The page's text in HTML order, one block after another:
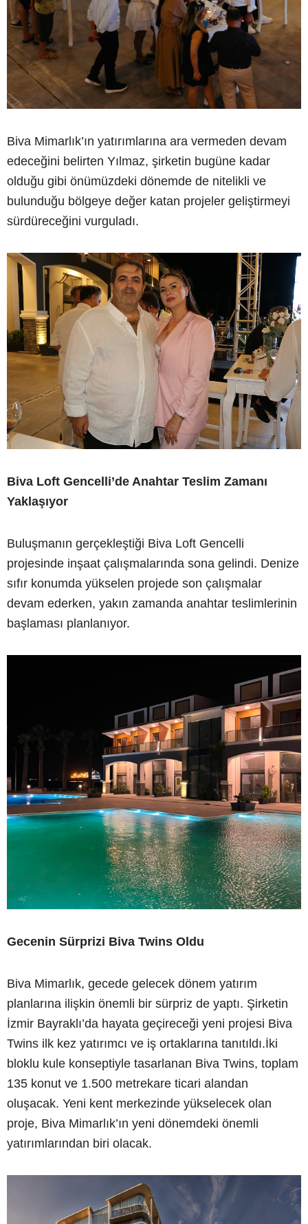
Biva Mimarlık’ın yatırımlarına ara vermeden devam
edeceğini belirten Yılmaz, şirketin bugüne kadar
olduğu gibi önümüzdeki dönemde de nitelikli ve
bulunduğu bölgeye değer katan projeler geliştirmeyi
sürdüreceğini vurguladı.
Biva Loft Gencelli’de Anahtar Teslim Zamanı
Yaklaşıyor
Buluşmanın gerçekleştiği Biva Loft Gencelli
projesinde inşaat çalışmalarında sona gelindi. Denize
sıfır konumda yükselen projede son çalışmalar
devam ederken, yakın zamanda anahtar teslimlerinin
başlaması planlanıyor.
Gecenin Sürprizi Biva Twins Oldu
Biva Mimarlık, gecede gelecek dönem yatırım
planlarına ilişkin önemli bir sürpriz de yaptı. Şirketin
İzmir Bayraklı’da hayata geçireceği yeni projesi Biva
Twins ilk kez yatırımcı ve iş ortaklarına tanıtıldı.İki
bloklu kule konseptiyle tasarlanan Biva Twins, toplam
135 konut ve 1.500 metrekare ticari alandan
oluşacak. Yeni kent merkezinde yükselecek olan
proje, Biva Mimarlık’ın yeni dönemdeki önemli
yatırımlarından biri olacak.